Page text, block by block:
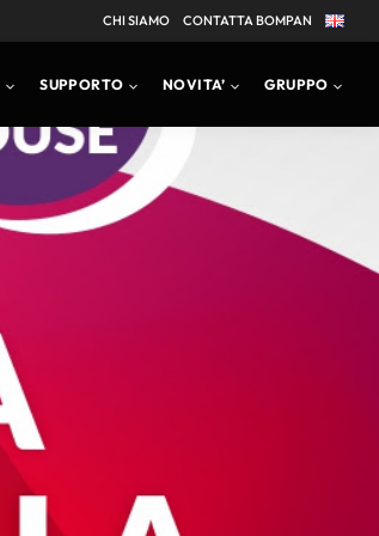
CHI SIAMO CONTATTA BOMPAN
SUPPORTO NOVITA’ GRUPPO